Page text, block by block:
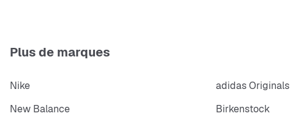
Plus de marques
Nike adidas Originals
New Balance
Birkenstock